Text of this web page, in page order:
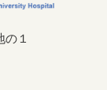
１